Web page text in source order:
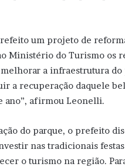
um projeto de
Ministério do Turismo os
a infraestrutura do
a recuperação daquele
ano”, afirmou Leonelli.
do parque, o prefeito
nas tradicionais
o turismo na região.